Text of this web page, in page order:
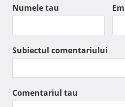
Numele tau
Subiectul comentariului
Comentariul tau